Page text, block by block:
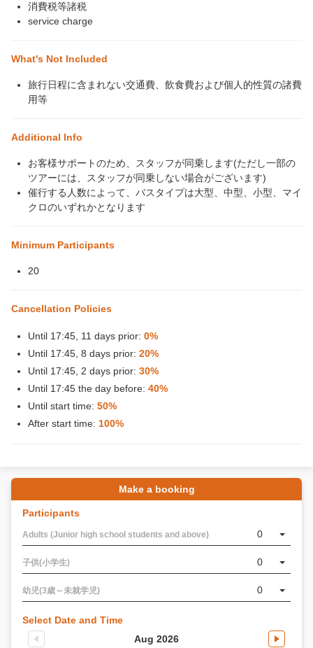
消費税等諸税
service charge
What's Not Included
旅行日程に含まれない交通費、飲食費および個人的性質の諸費
用等
Additional Info
お客様サポートのため、スタッフが同乗します(ただし一部の
ツアーには、スタッフが同乗しない場合がございます)
催行する人数によって、バスタイプは大型、中型、小型、マイ
クロのいずれかとなります
Minimum Participants
20
Cancellation Policies
Until 17:45, 11 days prior: 0%
Until 17:45, 8 days prior: 20%
Until 17:45, 2 days prior: 30%
Until 17:45 the day before: 40%
Until start time: 50%
After start time: 100%
Make a booking
Participants
Adults (Junior high school students and above) 0
子供(小学生) 0
幼児(3歳～未就学児) 0
Select Date and Time
Aug 2026